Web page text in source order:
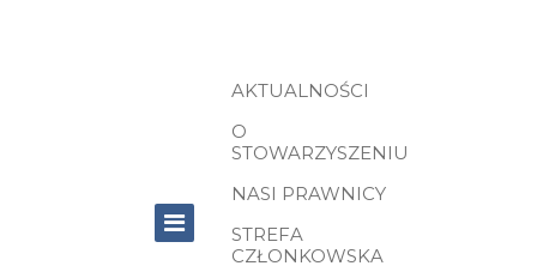
AKTUALNOŚCI
O
STOWARZYSZENIU
NASI PRAWNICY
STREFA
CZŁONKOWSKA